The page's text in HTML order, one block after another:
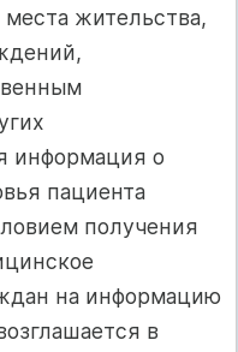
жительства,
информация о
пациента
получения
на информацию
в